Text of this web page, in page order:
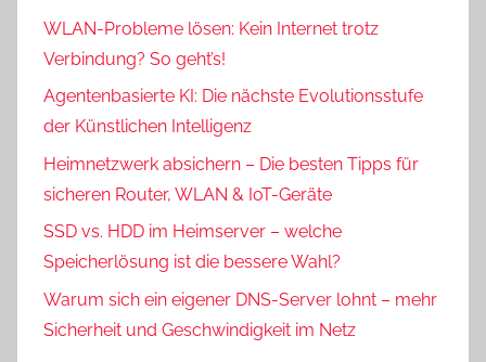
WLAN-Probleme lösen: Kein Internet trotz
Verbindung? So geht’s!
Agentenbasierte KI: Die nächste Evolutionsstufe
der Künstlichen Intelligenz
Heimnetzwerk absichern – Die besten Tipps für
sicheren Router, WLAN & IoT-Geräte
SSD vs. HDD im Heimserver – welche
Speicherlösung ist die bessere Wahl?
Warum sich ein eigener DNS-Server lohnt – mehr
Sicherheit und Geschwindigkeit im Netz